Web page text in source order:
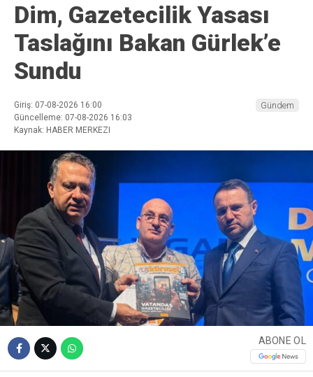
Dim, Gazetecilik Yasası
Taslağını Bakan Gürlek’e
Sundu
Giriş: 07-08-2026 16:00
Güncelleme: 07-08-2026 16:03
Kaynak: HABER MERKEZI
Gündem
ABONE OL